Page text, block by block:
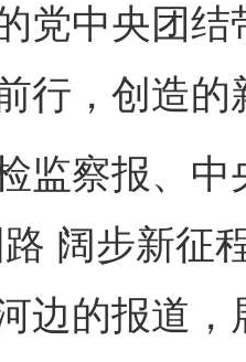
党中央团
行，创造的
察报、中
阔步新征
边的报道